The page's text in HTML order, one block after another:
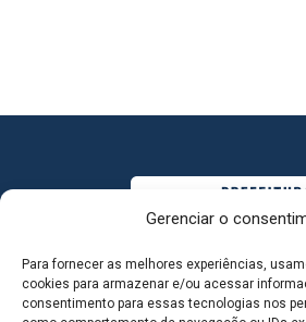
Gerenciar o
Para fornecer as melhores experiências,
cookies para armazenar e/ou acessar
consentimento para essas tecnologias nos